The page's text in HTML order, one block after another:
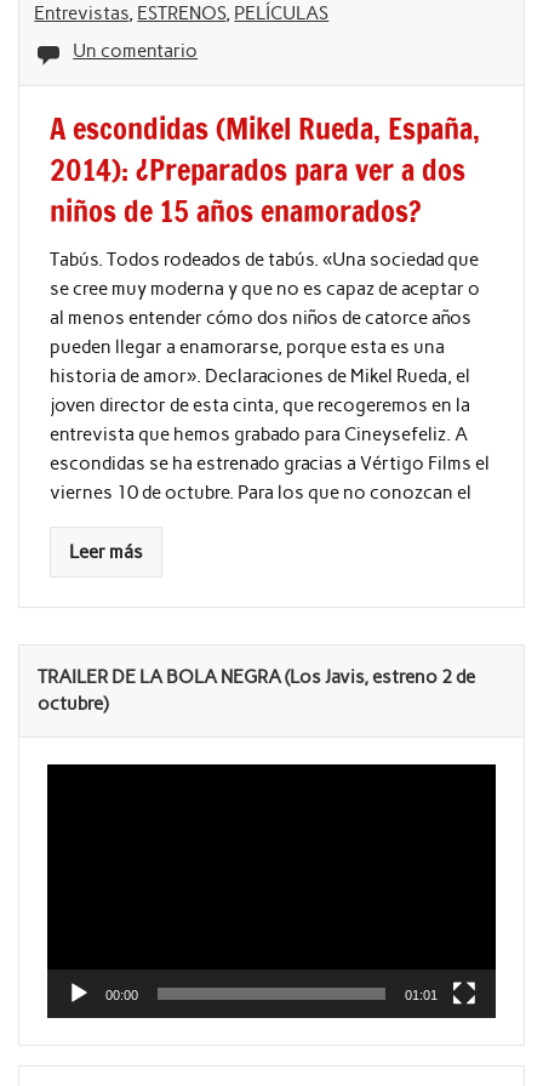
Entrevistas, ESTRENOS, PELÍCULAS
Un comentario
A escondidas (Mikel Rueda, España,
2014): ¿Preparados para ver a dos
niños de 15 años enamorados?
Tabús. Todos rodeados de tabús. «Una sociedad que
se cree muy moderna y que no es capaz de aceptar o
al menos entender cómo dos niños de catorce años
pueden llegar a enamorarse, porque esta es una
historia de amor». Declaraciones de Mikel Rueda, el
joven director de esta cinta, que recogeremos en la
entrevista que hemos grabado para Cineysefeliz. A
escondidas se ha estrenado gracias a Vértigo Films el
viernes 10 de octubre. Para los que no conozcan el
Leer más
TRAILER DE LA BOLA NEGRA (Los Javis, estreno 2 de
octubre)
00:00 01:01